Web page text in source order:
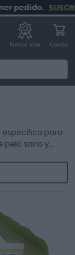
SUSCRÍBETE
Puntos Vivo Carrito
específico para
pelo sano y
para cada